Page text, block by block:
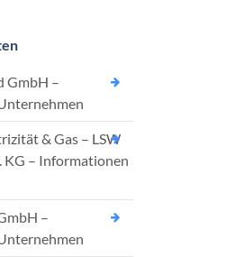
GmbH –
& Gas – LSW
KG – Informationen
–